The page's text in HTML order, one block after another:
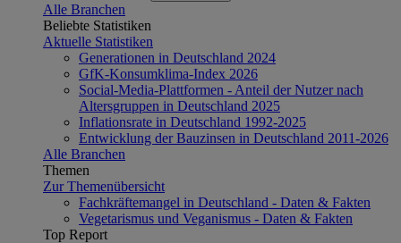
Alle Branchen
Beliebte Statistiken
Aktuelle Statistiken
Generationen in Deutschland 2024
GfK-Konsumklima-Index 2026
Social-Media-Plattformen - Anteil der Nutzer nach
Altersgruppen in Deutschland 2025
Inflationsrate in Deutschland 1992-2025
Entwicklung der Bauzinsen in Deutschland 2011-2026
Alle Branchen
Themen
Zur Themenübersicht
Fachkräftemangel in Deutschland - Daten & Fakten
Vegetarismus und Veganismus - Daten & Fakten
Top Report